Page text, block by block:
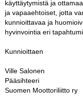
käyttäytymistä ja
ja vapaaehtoiset, jotta
kunnioittavaa ja
hyvinvointia eri
Kunnioittaen
Ville Salonen
Pääsihteeri
Suomen Moottoriliitto ry